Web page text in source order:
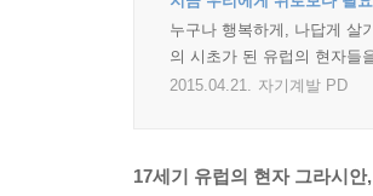
누구나 행복하게, 나답게 살
의 시초가 된 유럽의 현자들
2015.04.21. 자기계발 PD
17세기 유럽의 현자 그라시